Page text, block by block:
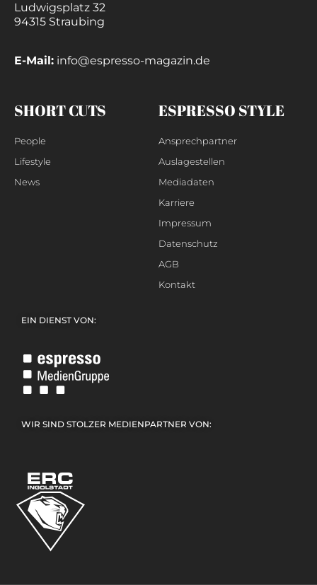
Ludwigsplatz 32
94315 Straubing
E-Mail: info@espresso-magazin.de
SHORT CUTS
People
Lifestyle
News
ESPRESSO STYLE
Ansprechpartner
Auslagestellen
Mediadaten
Karriere
Impressum
Datenschutz
AGB
Kontakt
EIN DIENST VON:
WIR SIND STOLZER MEDIENPARTNER VON: